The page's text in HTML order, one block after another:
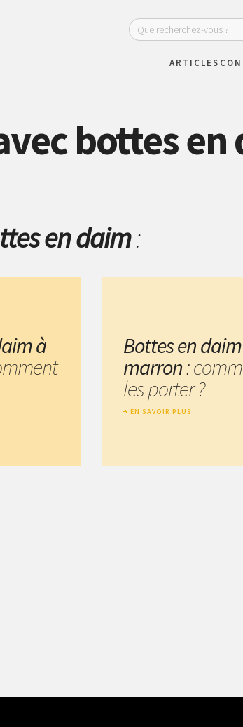
ARTICLES
bottes en
en daim:
à
Bottes en daim
marron:
les porter ?
EN SAVOIR PLUS